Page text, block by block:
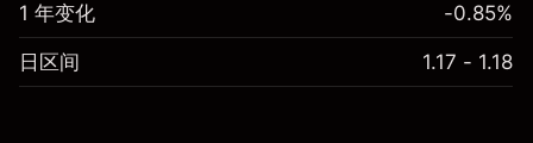
1 年变化 -0.85%
日区间 1.17 - 1.18